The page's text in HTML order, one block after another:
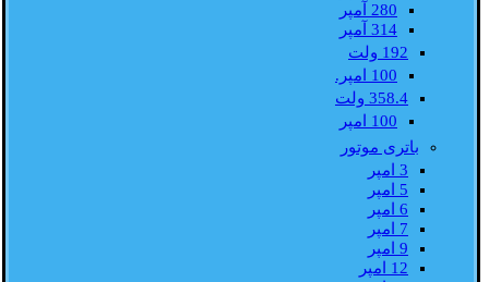
280 آمپر
314 آمپر
192 ولت
100 امپر.
358.4 ولت
100 امپر
باتری موتور
3 امپر
5 امپر
6 امپر
7 امپر
9 امپر
12 امپر